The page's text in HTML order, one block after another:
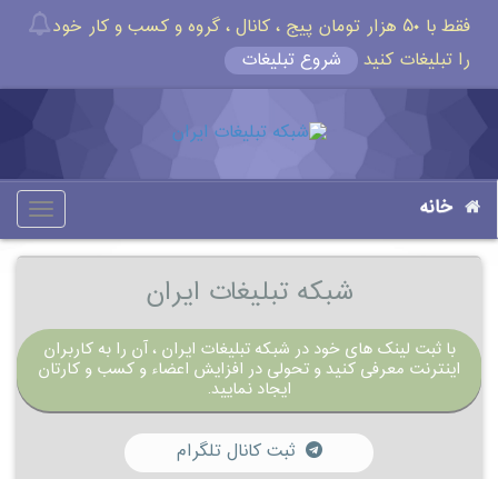
فقط با ۵۰ هزار تومان پیج ، کانال ، گروه و کسب و کار خود
را تبلیغات کنید
شروع تبلیغات
خانه
شبکه تبلیغات ایران
با ثبت لینک های خود در شبکه تبلیغات ایران ، آن را به کاربران
اینترنت معرفی کنید و تحولی در افزایش اعضاء و کسب و کارتان
ایجاد نمایید.
ثبت کانال تلگرام